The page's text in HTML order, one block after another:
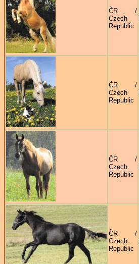
ČR /
Czech
Republic
ČR /
Czech
Republic
ČR /
Czech
Republic
ČR /
Czech
Republic